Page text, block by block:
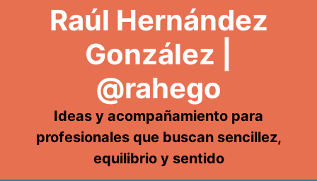
Raúl Hernández
González |
@rahego
Ideas y acompañamiento para
profesionales que buscan sencillez,
equilibrio y sentido